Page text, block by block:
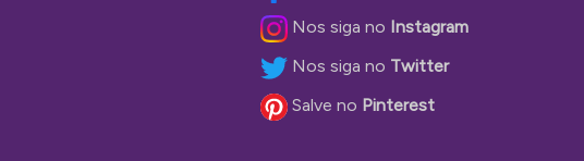
Nos siga no Instagram
Nos siga no Twitter
Salve no Pinterest